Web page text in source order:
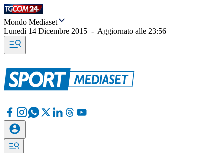
Mondo Mediaset
Lunedì 14 Dicembre 2015 - Aggiornato alle 23:56